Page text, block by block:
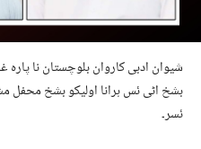
شیوان ادبی کاروان بلوچستان نا
بشخ اٹی ئس ہرانا اولیکو بشخ محفل
ئسر۔